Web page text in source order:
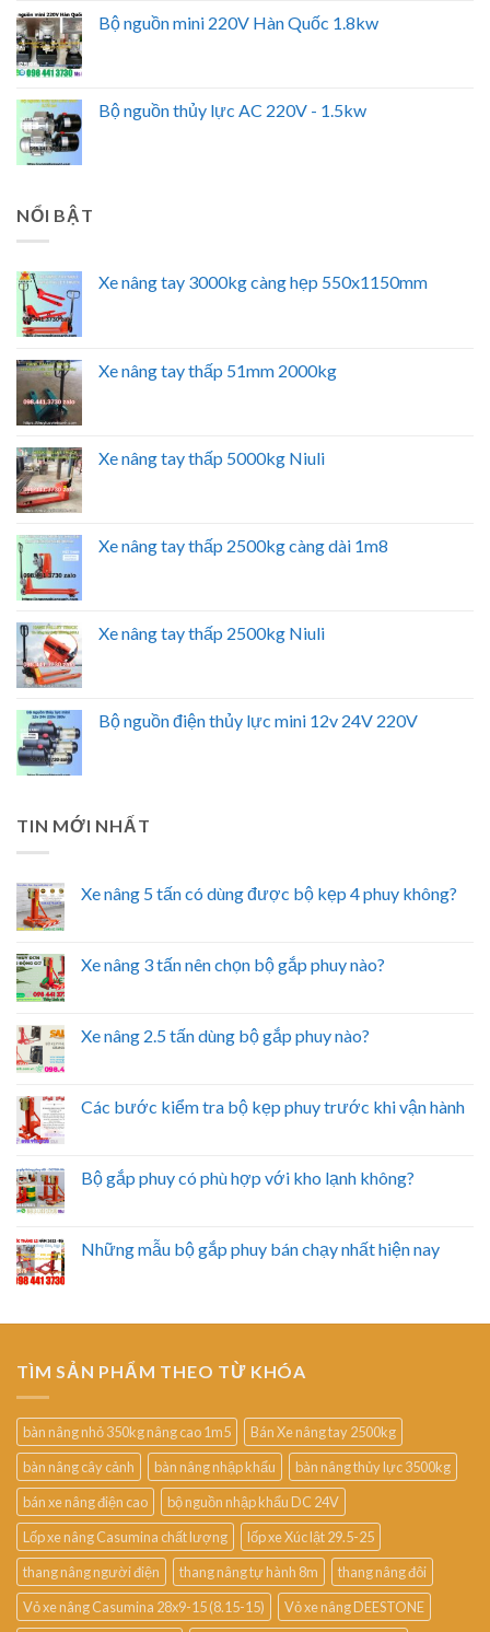
Bộ nguồn mini 220V Hàn Quốc 1.8kw
Bộ nguồn thủy lực AC 220V - 1.5kw
NỔI BẬT
Xe nâng tay 3000kg càng hẹp 550x1150mm
Xe nâng tay thấp 51mm 2000kg
Xe nâng tay thấp 5000kg Niuli
Xe nâng tay thấp 2500kg càng dài 1m8
Xe nâng tay thấp 2500kg Niuli
Bộ nguồn điện thủy lực mini 12v 24V 220V
TIN MỚI NHẤT
Xe nâng 5 tấn có dùng được bộ kẹp 4 phuy không?
Xe nâng 3 tấn nên chọn bộ gắp phuy nào?
Xe nâng 2.5 tấn dùng bộ gắp phuy nào?
Các bước kiểm tra bộ kẹp phuy trước khi vận hành
Bộ gắp phuy có phù hợp với kho lạnh không?
Những mẫu bộ gắp phuy bán chạy nhất hiện nay
TÌM SẢN PHẨM THEO TỪ KHÓA
bàn nâng nhỏ 350kg nâng cao 1m5
Bán Xe nâng tay 2500kg
bàn nâng cây cảnh
bàn nâng nhập khẩu
bàn nâng thủy lực 3500kg
bán xe nâng điện cao
bộ nguồn nhập khẩu DC 24V
Lốp xe nâng Casumina chất lượng
lốp xe Xúc lật 29.5-25
thang nâng người điện
thang nâng tự hành 8m
thang nâng đôi
Vỏ xe nâng Casumina 28x9-15 (8.15-15)
Vỏ xe nâng DEESTONE